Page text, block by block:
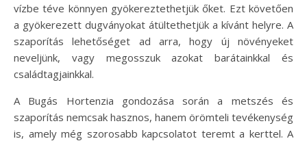
vízbe téve könnyen gyökereztethetjük őket. Ezt követően
a gyökerezett dugványokat átültethetjük a kívánt helyre. A
szaporítás lehetőséget ad arra, hogy új növényeket
neveljünk, vagy megosszuk azokat barátainkkal és
családtagjainkkal.
A Bugás Hortenzia gondozása során a metszés és
szaporítás nemcsak hasznos, hanem örömteli tevékenység
is, amely még szorosabb kapcsolatot teremt a kerttel. A